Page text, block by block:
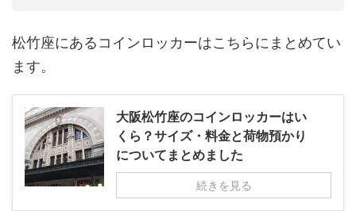
松竹座にあるコインロッカーはこちらにまとめてい
ます。
大阪松竹座のコインロッカーはい
くら？サイズ・料金と荷物預かり
についてまとめました
続きを見る